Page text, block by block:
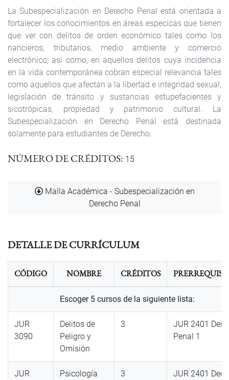
La Subespecialización en Derecho Penal está orientada a
fortalecer los conocimientos en áreas especícas que tienen
que ver con delitos de orden económico tales como los
nancieros, tributarios, medio ambiente y comercio
electrónico; así como, en aquellos delitos cuya incidencia
en la vida contemporánea cobran especial relevancia tales
como aquellos que afectan a la libertad e integridad sexual,
legislación de tránsito y sustancias estupefacientes y
sicotrópicas, propiedad y patrimonio cultural. La
Subespecialización en Derecho Penal está destinada
solamente para estudiantes de Derecho.
NÚMERO DE CRÉDITOS 15
DocumentoMalla Académica - Subespecialización en
Derecho Penal
DETALLE DE CURRÍCULUM
CÓDIGO NOMBRE CRÉDITOS
Escoger 5 cursos de la siguiente lista:
JUR
3090
Delitos de
Peligro y
Omisión
3
JUR 2401
Penal 1
JUR
Psicología
3
JUR 2401